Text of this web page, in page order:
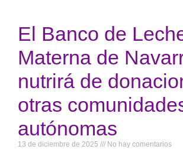
El Banco de
Materna de
nutrirá de
otras
autónomas
13 de diciembre de 2025 No hay comentarios